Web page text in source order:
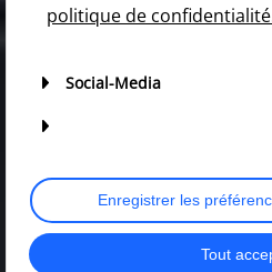
politique de
Social-Media
Enregistrer les
Tout